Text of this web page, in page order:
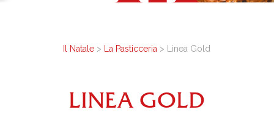
Il Natale > La Pasticceria > Linea Gold
LINEA GOLD